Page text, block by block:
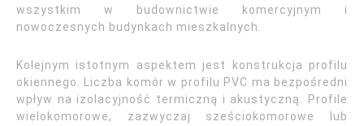
wszystkim w budownictwie komercyjnym i
nowoczesnych budynkach mieszkalnych.
Kolejnym istotnym aspektem jest konstrukcja profilu
okiennego. Liczba komór w profilu PVC ma bezpośredni
wpływ na izolacyjność termiczną i akustyczną. Profile
wielokomorowe, zazwyczaj sześciokomorowe lub